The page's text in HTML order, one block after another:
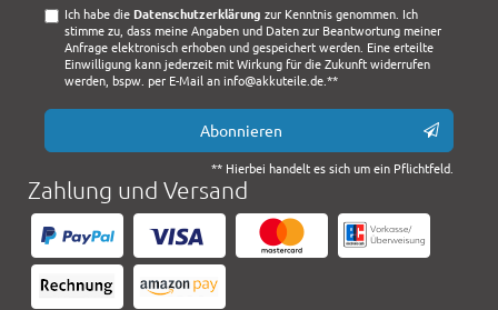
Ich habe die Daten­schutz­erklärung zur Kenntnis genommen. Ich
stimme zu, dass meine Angaben und Daten zur Beantwortung meiner
Anfrage elektronisch erhoben und gespeichert werden. Eine erteilte
Einwilligung kann jederzeit mit Wirkung für die Zukunft widerrufen
werden, bspw. per E-Mail an info@akkuteile.de.**
Abonnieren
** Hierbei handelt es sich um ein Pflichtfeld.
Zahlung und Versand